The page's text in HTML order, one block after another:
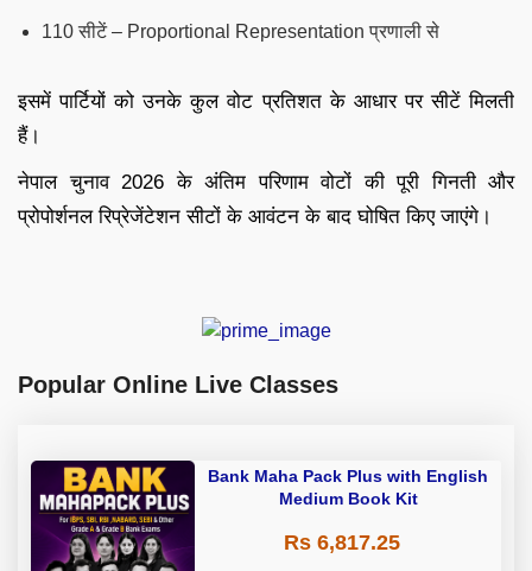
110 सीटें – Proportional Representation प्रणाली से
इसमें पार्टियों को उनके कुल वोट प्रतिशत के आधार पर सीटें मिलती
हैं।
नेपाल चुनाव 2026 के अंतिम परिणाम वोटों की पूरी गिनती और
प्रोपोर्शनल रिप्रेजेंटेशन सीटों के आवंटन के बाद घोषित किए जाएंगे।
Popular Online Live Classes
Bank Maha Pack Plus with English
Medium Book Kit
Rs 6,817.25